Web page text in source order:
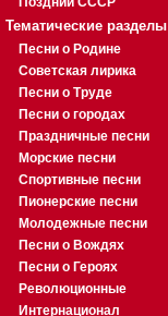
Тематические разделы
Песни о Родине
Советская лирика
Песни о Труде
Песни о городах
Праздничные песни
Морские песни
Спортивные песни
Пионерские песни
Молодежные песни
Песни о Вождях
Песни о Героях
Революционные
Интернационал